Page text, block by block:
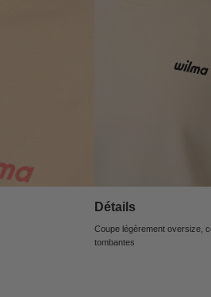
Détails
Coupe légèrement oversize,
tombantes